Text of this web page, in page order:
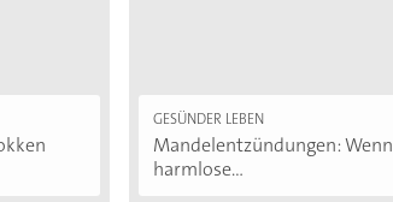
GESÜNDER LEBEN
Mandelentzündungen: Wenn
harmlose...